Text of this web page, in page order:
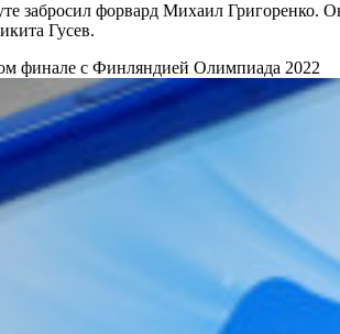
забросил форвард Михаил
Гусев.
финале с Финляндией Олимпиада 2022